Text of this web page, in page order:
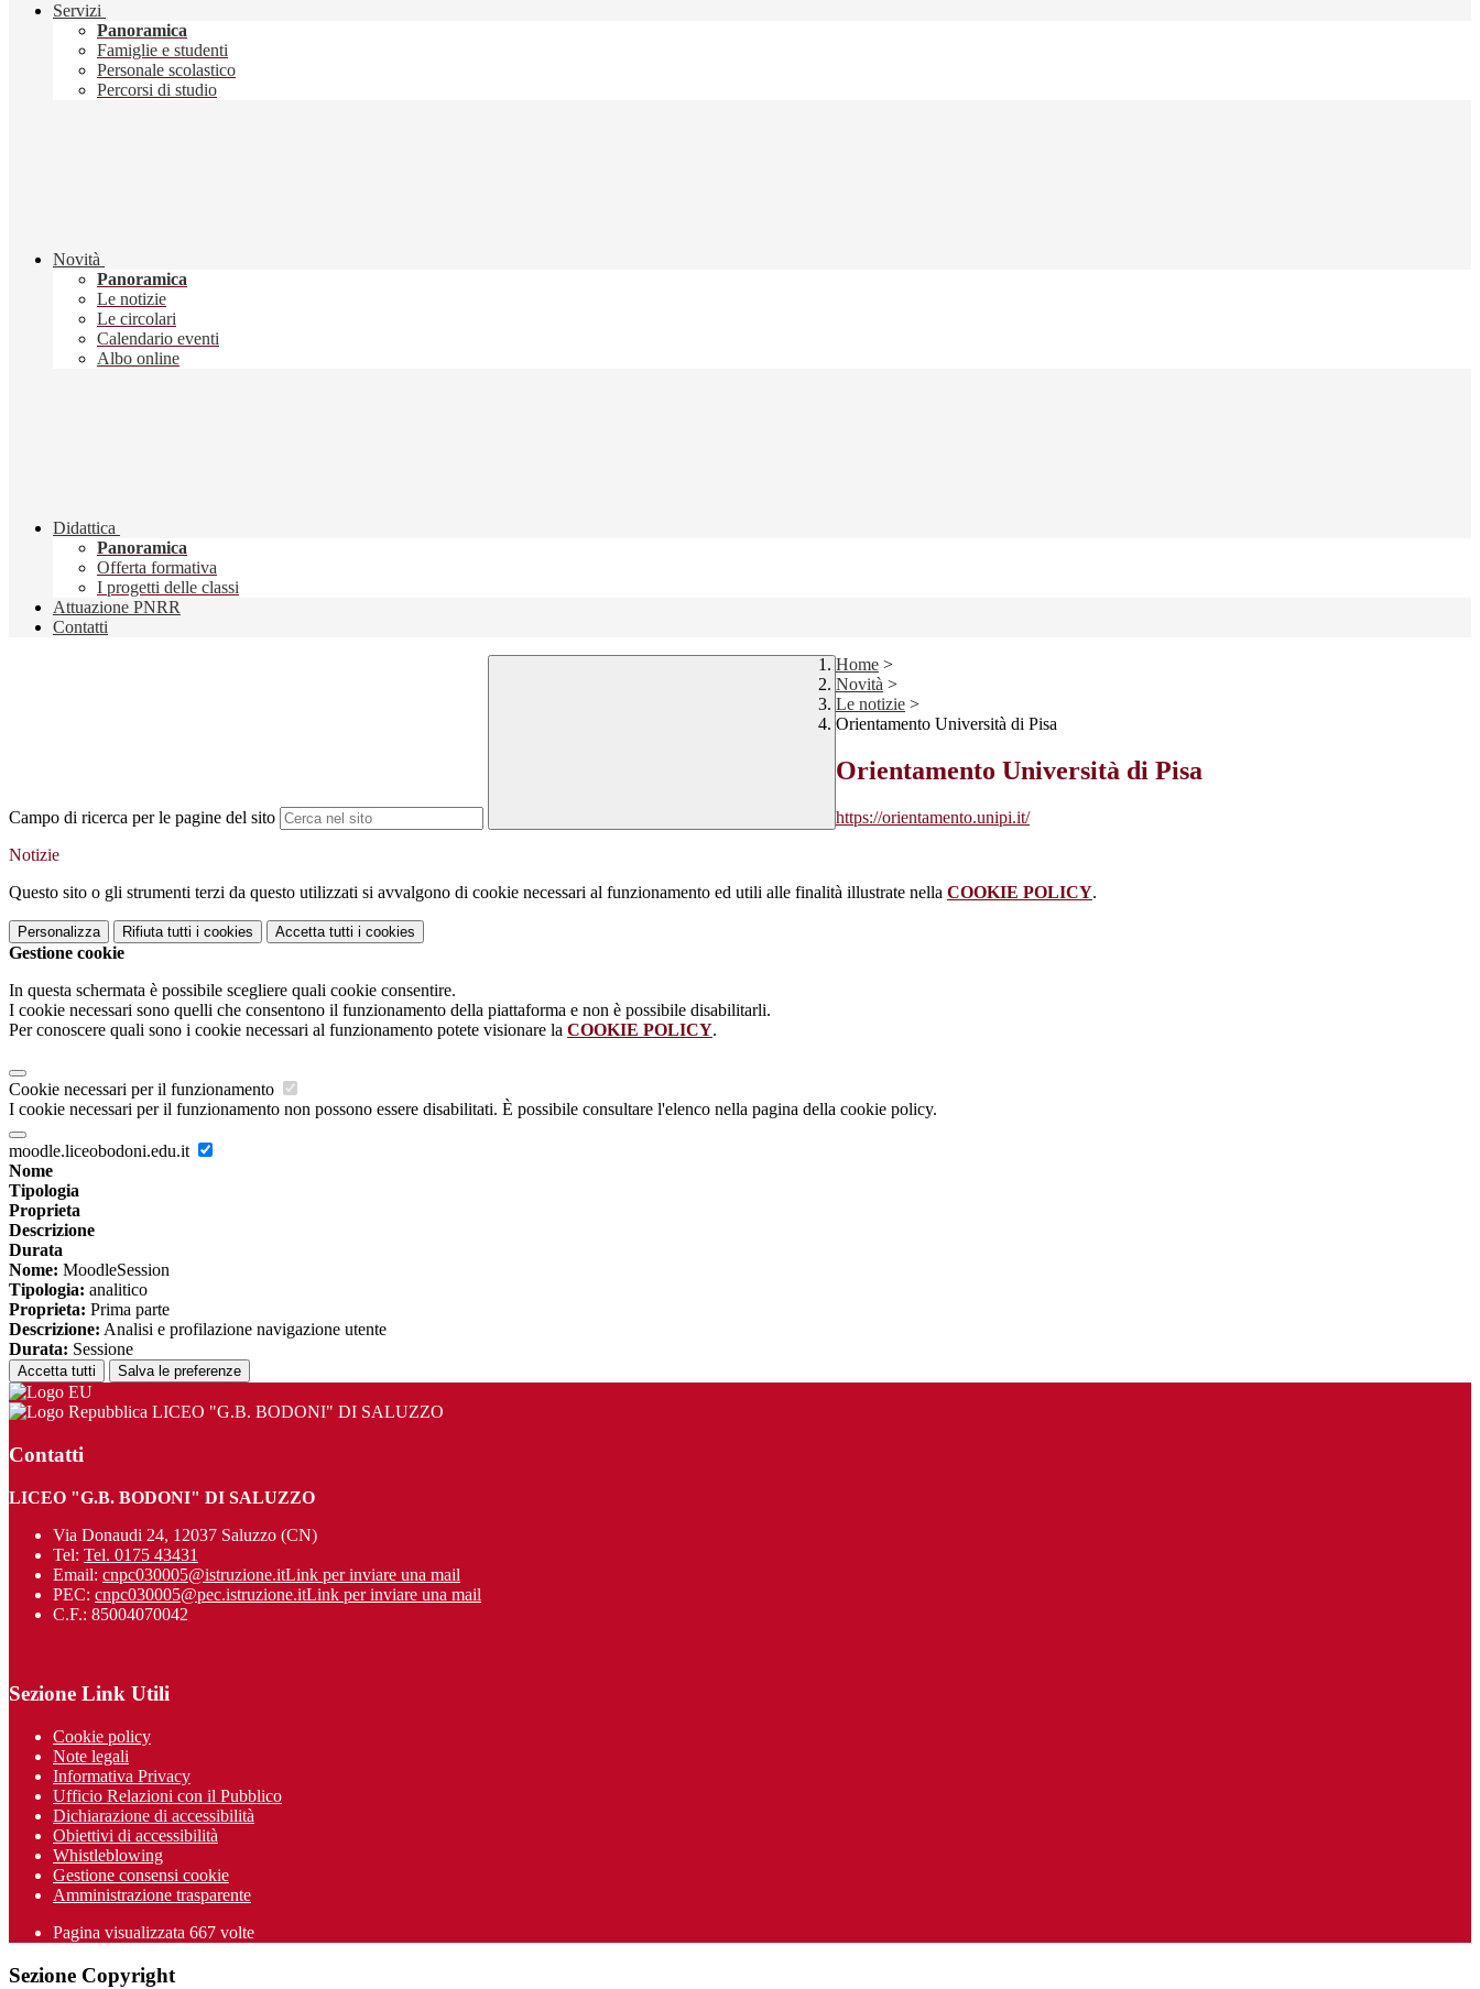
Servizi
Panoramica
Famiglie e studenti
Personale scolastico
Percorsi di studio
Novità
Panoramica
Le notizie
Le circolari
Calendario eventi
Albo online
Didattica
Panoramica
Offerta formativa
I progetti delle classi
Attuazione PNRR
Contatti
Campo di ricerca per le pagine del sito
Home >
Novità >
Le notizie >
Orientamento Università di Pisa
Orientamento Università di Pisa
https://orientamento.unipi.it/
Notizie
Questo sito o gli strumenti terzi da questo utilizzati si avvalgono di cookie necessari al funzionamento ed utili alle finalità illustrate nella COOKIE POLICY.
Personalizza Rifiuta tutti i cookies Accetta tutti i cookies
Gestione cookie
In questa schermata è possibile scegliere quali cookie consentire.
I cookie necessari sono quelli che consentono il funzionamento della piattaforma e non è possibile disabilitarli.
Per conoscere quali sono i cookie necessari al funzionamento potete visionare la COOKIE POLICY.
Cookie necessari per il funzionamento
I cookie necessari per il funzionamento non possono essere disabilitati. È possibile consultare l'elenco nella pagina della cookie policy.
moodle.liceobodoni.edu.it
Nome
Tipologia
Proprieta
Descrizione
Durata
Nome: MoodleSession
Tipologia: analitico
Proprieta: Prima parte
Descrizione: Analisi e profilazione navigazione utente
Durata: Sessione
Accetta tutti Salva le preferenze
LICEO "G.B. BODONI" DI SALUZZO
Contatti
LICEO "G.B. BODONI" DI SALUZZO
Via Donaudi 24, 12037 Saluzzo (CN)
Tel: Tel. 0175 43431
Email: cnpc030005@istruzione.itLink per inviare una mail
PEC: cnpc030005@pec.istruzione.itLink per inviare una mail
C.F.: 85004070042
Sezione Link Utili
Cookie policy
Note legali
Informativa Privacy
Ufficio Relazioni con il Pubblico
Dichiarazione di accessibilità
Obiettivi di accessibilità
Whistleblowing
Gestione consensi cookie
Amministrazione trasparente
Pagina visualizzata 667 volte
Sezione Copyright